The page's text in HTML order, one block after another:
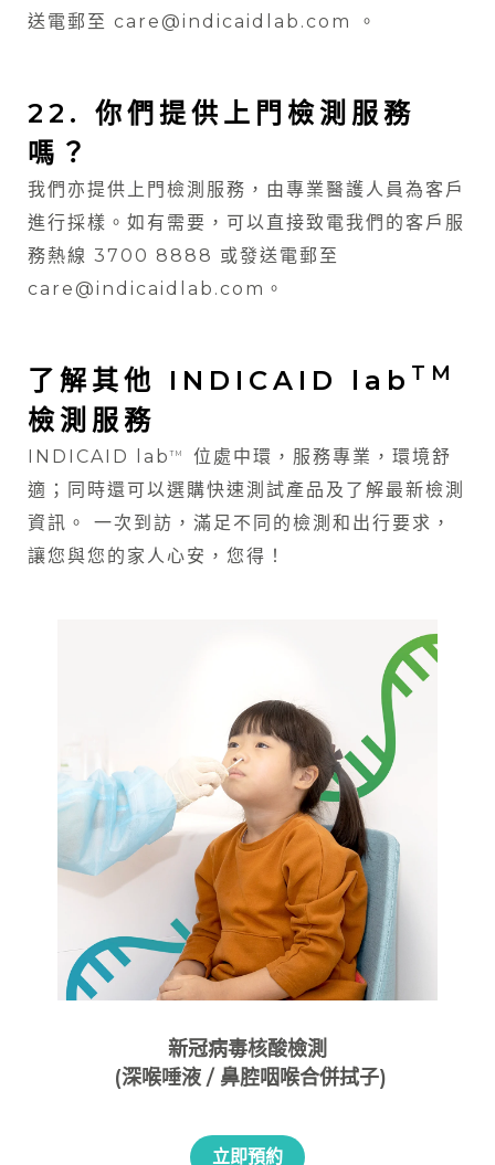
送電郵至 care@indicaidlab.com 。
22. 你們提供上門檢測服務
嗎？
我們亦提供上門檢測服務，由專業醫護人員為客戶
進行採樣。如有需要，可以直接致電我們的客戶服
務熱線 3700 8888 或發送電郵至
care@indicaidlab.com。
了解其他 INDICAID lab TM
檢測服務
INDICAID labTM 位處中環，服務專業，環境舒
適；同時還可以選購快速測試產品及了解最新檢測
資訊。 一次到訪，滿足不同的檢測和出行要求，
讓您與您的家人心安，您得！
新冠病毒核酸檢測
(深喉唾液 / 鼻腔咽喉合併拭子)
立即預約